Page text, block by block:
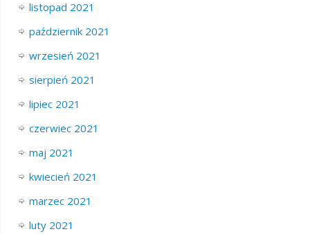
listopad 2021
październik 2021
wrzesień 2021
sierpień 2021
lipiec 2021
czerwiec 2021
maj 2021
kwiecień 2021
marzec 2021
luty 2021